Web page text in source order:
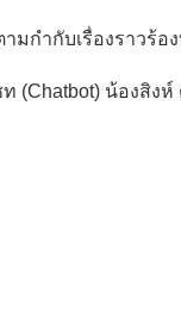
กำกับเรื่องราวร้อ
(Chatbot) น้องสิงห์